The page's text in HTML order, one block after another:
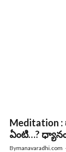
Meditation
ఏంటి…?
Bymanavaradhi.com